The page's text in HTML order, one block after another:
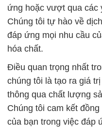
ứng hoặc vượt qua các
Chúng tôi tự hào về
đáp ứng mọi nhu cầu
hóa chất.
Điều quan trọng nhất
chúng tôi là tạo ra giá
thông qua chất lượng
Chúng tôi cam kết
của bạn trong việc đáp